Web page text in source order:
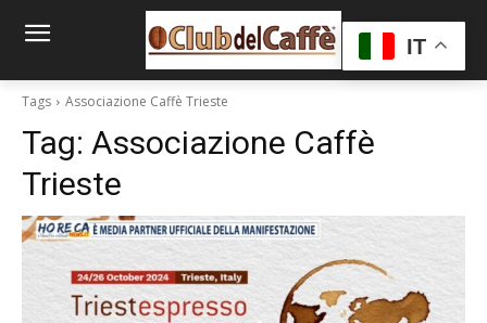
Tags Associazione Caffè Trieste
Tag: Associazione Caffè
Trieste
IT